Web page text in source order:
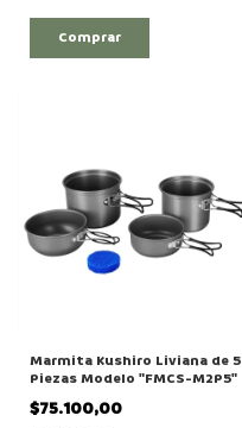
Marmita Kushiro Liviana de 5
Piezas Modelo "FMCS-M2P5"
$75.100,00